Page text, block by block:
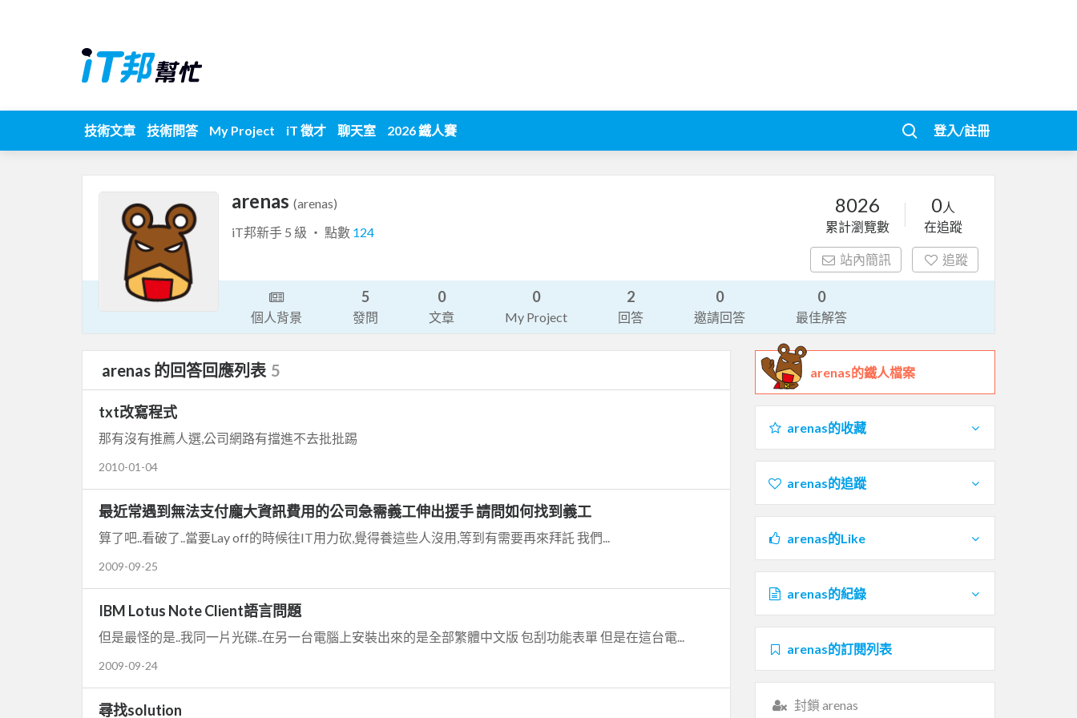
技術文章 技術問答 My Project iT 徵才 聊天室 2026 鐵人賽 登入/註冊
arenas (arenas)
iT邦新手 5 級 ‧ 點數 124
8026
累計瀏覽數
0人
在追蹤
站內簡訊 追蹤
個人背景
5
發問
0
文章
0
My Project
2
回答
0
邀請回答
0
最佳解答
arenas 的回答回應列表 5
txt改寫程式
那有沒有推薦人選,公司網路有擋進不去批批踢
2010-01-04
最近常遇到無法支付龐大資訊費用的公司急需義工伸出援手 請問如何找到義工
算了吧..看破了..當要Lay off的時候往IT用力砍,覺得養這些人沒用,等到有需要再來拜託 我們...
2009-09-25
IBM Lotus Note Client語言問題
但是最怪的是..我同一片光碟..在另一台電腦上安裝出來的是全部繁體中文版 包刮功能表單 但是在這台電...
2009-09-24
尋找solution
arenas的鐵人檔案
arenas的收藏
arenas的追蹤
arenas的Like
arenas的紀錄
arenas的訂閱列表
封鎖 arenas